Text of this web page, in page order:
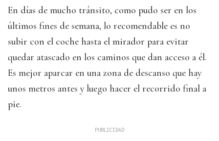
En días de mucho tránsito, como pudo ser en los
últimos fines de semana, lo recomendable es no
subir con el coche hasta el mirador para evitar
quedar atascado en los caminos que dan acceso a él.
Es mejor aparcar en una zona de descanso que hay
unos metros antes y luego hacer el recorrido final a
pie.